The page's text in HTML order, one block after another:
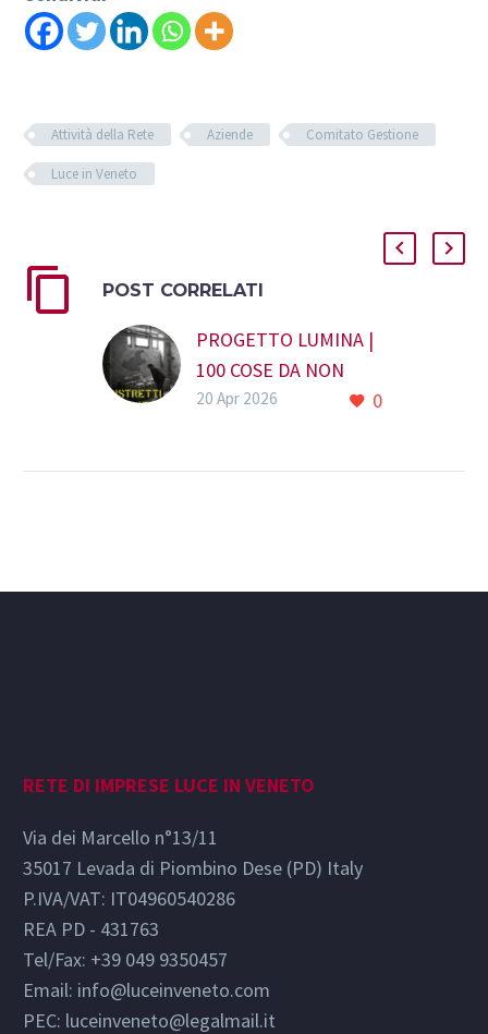
Attività della Rete Aziende Comitato Gestione
Luce in Veneto
POST CORRELATI
PROGETTO LUMINA |
100 COSE DA NON
DIMENTICARE
0
20 Apr 2026
RETE DI IMPRESE LUCE IN VENETO
Via dei Marcello n°13/11
35017 Levada di Piombino Dese (PD) Italy
P.IVA/VAT: IT04960540286
REA PD - 431763
Tel/Fax: +39 049 9350457
Email: info@luceinveneto.com
PEC: luceinveneto@legalmail.it